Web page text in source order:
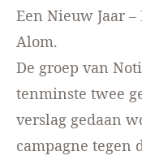
Een Nieuw Jaar
Alom.
De groep van
tenminste twee
verslag gedaan
campagne tegen